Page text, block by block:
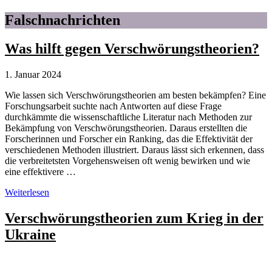
Falschnachrichten
Was hilft gegen Verschwörungstheorien?
1. Januar 2024
Wie lassen sich Verschwörungstheorien am besten bekämpfen? Eine
Forschungsarbeit suchte nach Antworten auf diese Frage
durchkämmte die wissenschaftliche Literatur nach Methoden zur
Bekämpfung von Verschwörungstheorien. Daraus erstellten die
Forscherinnen und Forscher ein Ranking, das die Effektivität der
verschiedenen Methoden illustriert. Daraus lässt sich erkennen, dass
die verbreitetsten Vorgehensweisen oft wenig bewirken und wie
eine effektivere …
Was
gegen
Verschwörungstheorien?
Weiterlesen
Verschwörungstheorien zum Krieg in der
Ukraine